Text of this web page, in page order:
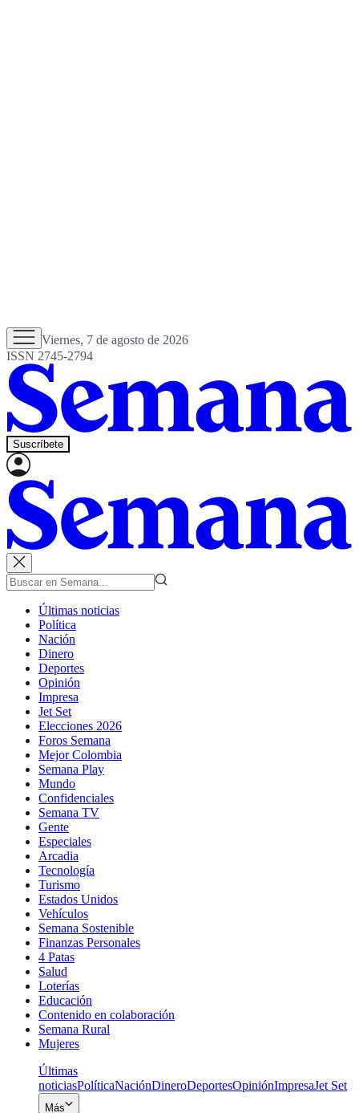
Viernes, 7 de agosto de 2026
ISSN 2745-2794
Suscríbete
Últimas noticias
Política
Nación
Dinero
Deportes
Opinión
Impresa
Jet Set
Elecciones 2026
Foros Semana
Mejor Colombia
Semana Play
Mundo
Confidenciales
Semana TV
Gente
Especiales
Arcadia
Tecnología
Turismo
Estados Unidos
Vehículos
Semana Sostenible
Finanzas Personales
4 Patas
Salud
Loterías
Educación
Contenido en colaboración
Semana Rural
Mujeres
Últimas
noticiasPolíticaNaciónDineroDeportesOpiniónImpresaJet Set
Más